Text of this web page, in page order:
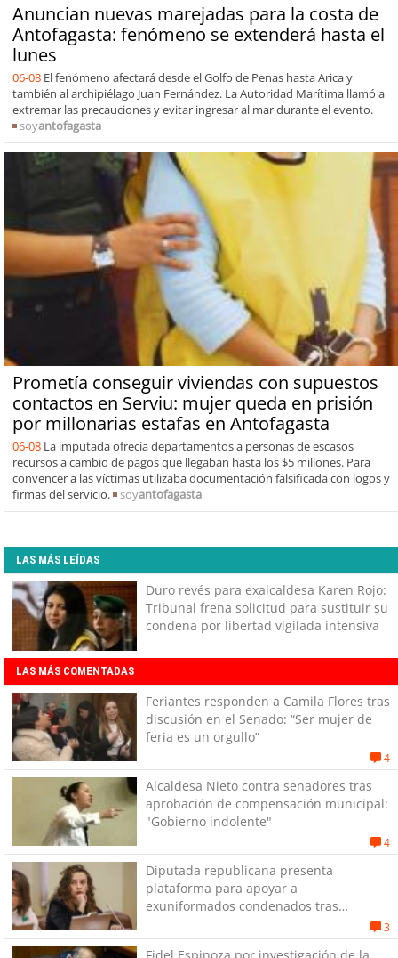
Anuncian nuevas marejadas para la costa de
Antofagasta: fenómeno se extenderá hasta el
lunes
06-08 El fenómeno afectará desde el Golfo de Penas hasta Arica y
también al archipiélago Juan Fernández. La Autoridad Marítima llamó a
extremar las precauciones y evitar ingresar al mar durante el evento.
soyantofagasta
Prometía conseguir viviendas con supuestos
contactos en Serviu: mujer queda en prisión
por millonarias estafas en Antofagasta
06-08 La imputada ofrecía departamentos a personas de escasos
recursos a cambio de pagos que llegaban hasta los $5 millones. Para
convencer a las víctimas utilizaba documentación falsificada con logos y
firmas del servicio.
soyantofagasta
LAS MÁS LEÍDAS
Duro revés para exalcaldesa Karen Rojo:
Tribunal frena solicitud para sustituir su
condena por libertad vigilada intensiva
LAS MÁS COMENTADAS
Feriantes responden a Camila Flores tras
discusión en el Senado: “Ser mujer de
feria es un orgullo”
4
Alcaldesa Nieto contra senadores tras
aprobación de compensación municipal:
"Gobierno indolente"
4
Diputada republicana presenta
plataforma para apoyar a
exuniformados condenados tras
3